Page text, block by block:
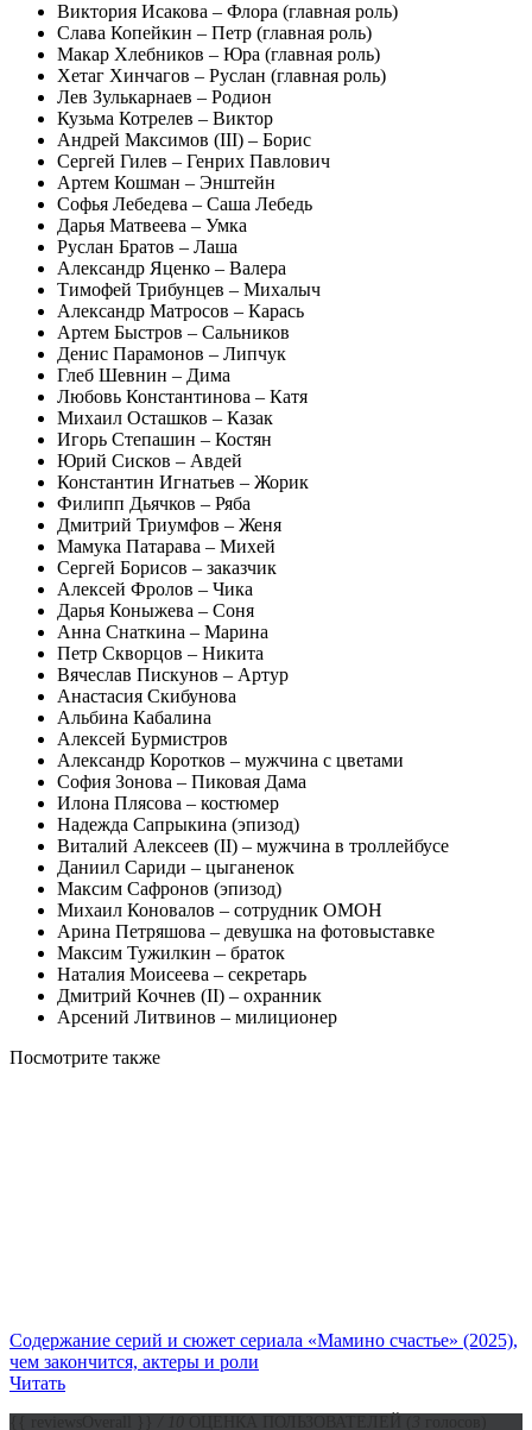
Виктория Исакова – Флора (главная роль)
Слава Копейкин – Петр (главная роль)
Макар Хлебников – Юра (главная роль)
Хетаг Хинчагов – Руслан (главная роль)
Лев Зулькарнаев – Родион
Кузьма Котрелев – Виктор
Андрей Максимов (III) – Борис
Сергей Гилев – Генрих Павлович
Артем Кошман – Энштейн
Софья Лебедева – Саша Лебедь
Дарья Матвеева – Умка
Руслан Братов – Лаша
Александр Яценко – Валера
Тимофей Трибунцев – Михалыч
Александр Матросов – Карась
Артем Быстров – Сальников
Денис Парамонов – Липчук
Глеб Шевнин – Дима
Любовь Константинова – Катя
Михаил Осташков – Казак
Игорь Степашин – Костян
Юрий Сисков – Авдей
Константин Игнатьев – Жорик
Филипп Дьячков – Ряба
Дмитрий Триумфов – Женя
Мамука Патарава – Михей
Сергей Борисов – заказчик
Алексей Фролов – Чика
Дарья Коныжева – Соня
Анна Снаткина – Марина
Петр Скворцов – Никита
Вячеслав Пискунов – Артур
Анастасия Скибунова
Альбина Кабалина
Алексей Бурмистров
Александр Коротков – мужчина с цветами
София Зонова – Пиковая Дама
Илона Плясова – костюмер
Надежда Сапрыкина (эпизод)
Виталий Алексеев (II) – мужчина в троллейбусе
Даниил Сариди – цыганенок
Максим Сафронов (эпизод)
Михаил Коновалов – сотрудник ОМОН
Арина Петряшова – девушка на фотовыставке
Максим Тужилкин – браток
Наталия Моисеева – секретарь
Дмитрий Кочнев (II) – охранник
Арсений Литвинов – милиционер
Посмотрите также
Содержание серий и сюжет сериала «Мамино счастье» (2025),
чем закончится, актеры и роли
Читать